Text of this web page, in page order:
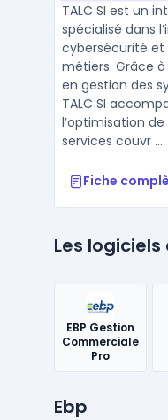
TALC SI est un
spécialisé dans
cybersécurité et
métiers. Grâce
en gestion des
TALC SI
l’optimisation
services couvr ...
Fiche
Les logiciels
EBP Gestion
Commerciale
Pro
Ebp